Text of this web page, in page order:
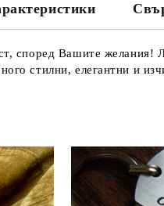
според Вашите желания!
стилни, елегантни и